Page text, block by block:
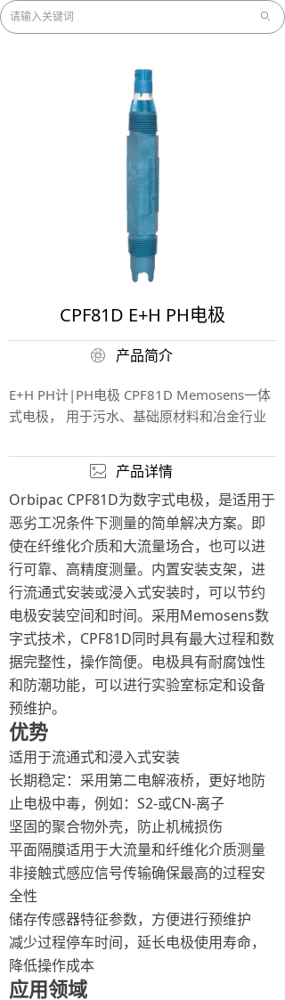
ꄙ
CPF81D E+H PH电极
产品简介
E+H PH计|PH电极 CPF81D Memosens一体
式电极， 用于污水、基础原材料和冶金行业
产品详情
Orbipac CPF81D为数字式电极，是适用于
恶劣工况条件下测量的简单解决方案。即
使在纤维化介质和大流量场合，也可以进
行可靠、高精度测量。内置安装支架，进
行流通式安装或浸入式安装时，可以节约
电极安装空间和时间。采用Memosens数
字式技术，CPF81D同时具有最大过程和数
据完整性，操作简便。电极具有耐腐蚀性
和防潮功能，可以进行实验室标定和设备
预维护。
优势
适用于流通式和浸入式安装
长期稳定：采用第二电解液桥，更好地防
止电极中毒，例如：S2-或CN-离子
坚固的聚合物外壳，防止机械损伤
平面隔膜适用于大流量和纤维化介质测量
非接触式感应信号传输确保最高的过程安
全性
储存传感器特征参数，方便进行预维护
减少过程停车时间，延长电极使用寿命，
降低操作成本
应用领域
ꁵ
ꂈ